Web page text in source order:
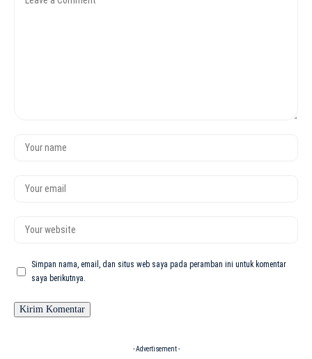
Simpan nama, email, dan situs web saya pada peramban ini untuk komentar
saya berikutnya.
- Advertisement -